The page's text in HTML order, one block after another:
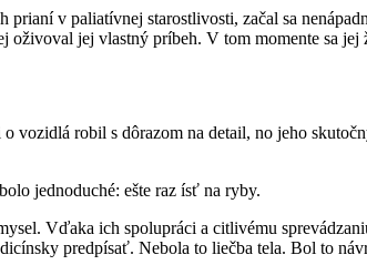
v paliatívnej starostlivosti, začal sa
jej vlastný príbeh. V tom momente sa
vozidlá robil s dôrazom na detail, no jeho
jednoduché: ešte raz ísť na ryby.
Vďaka ich spolupráci a citlivému
predpísať. Nebola to liečba tela. Bol to